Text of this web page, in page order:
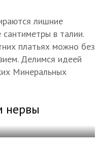
лишние
в талии.
платьях можно без
Делимся идеей
Минеральных
нервы